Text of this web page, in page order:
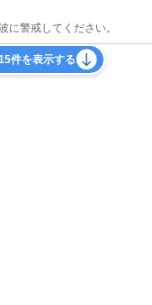
に警戒してください。
件を表示する